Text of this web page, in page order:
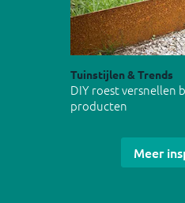
Tuinstijlen & Trends
DIY roest versnellen
producten
Meer